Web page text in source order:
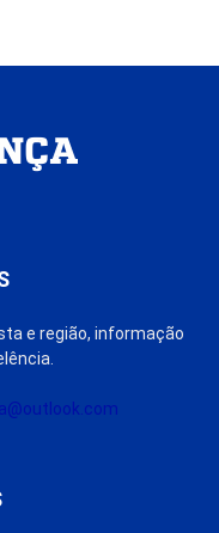
e região, informação